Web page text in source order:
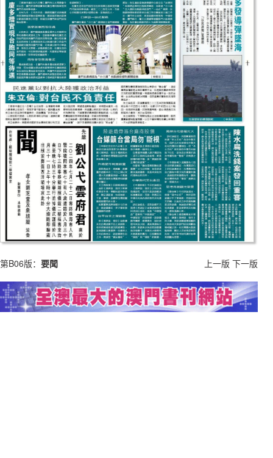
第B06版： 要聞 上一版 下一版